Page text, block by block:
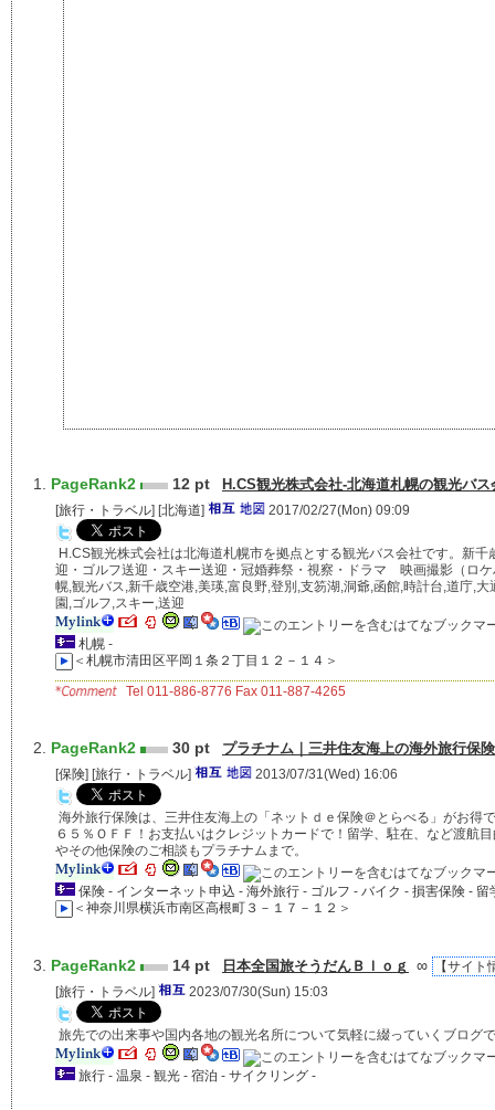
PageRank2 12 pt H.CS観光株式会社-北海道札幌の観光バス
[旅行・トラベル] [北海道] 2017/02/27(Mon) 09:09
H.CS観光株式会社は北海道札幌市を拠点とする観光バス会社です。新
迎・ゴルフ送迎・スキー送迎・冠婚葬祭・視察・ドラマ 映画撮影（ロ
幌,観光バス,新千歳空港,美瑛,富良野,登別,支笏湖,洞爺,函館,時計台,道庁,
園,ゴルフ,スキー,送迎
札幌 -
＜ 札幌市清田区平岡１条２丁目１２－１４ ＞
Tel 011-886-8776 Fax 011-887-4265
PageRank2 30 pt プラチナム｜三井住友海上の海外旅行保険
[保険] [旅行・トラベル] 2013/07/31(Wed) 16:06
海外旅行保険は、三井住友海上の「ネットｄｅ保険＠とらべる」がお得
６５％ＯＦＦ！お支払いはクレジットカードで！留学、駐在、など渡航
やその他保険のご相談もプラチナムまで。
保険 - インターネット申込 - 海外旅行 - ゴルフ - バイク - 損害保険 - 留
＜ 神奈川県横浜市南区高根町３－１７－１２ ＞
PageRank2 14 pt 日本全国旅そうだんＢｌｏｇ ∞
【サイ
[旅行・トラベル] 2023/07/30(Sun) 15:03
旅先での出来事や国内各地の観光名所について気軽に綴っていくブログ
旅行 - 温泉 - 観光 - 宿泊 - サイクリング -